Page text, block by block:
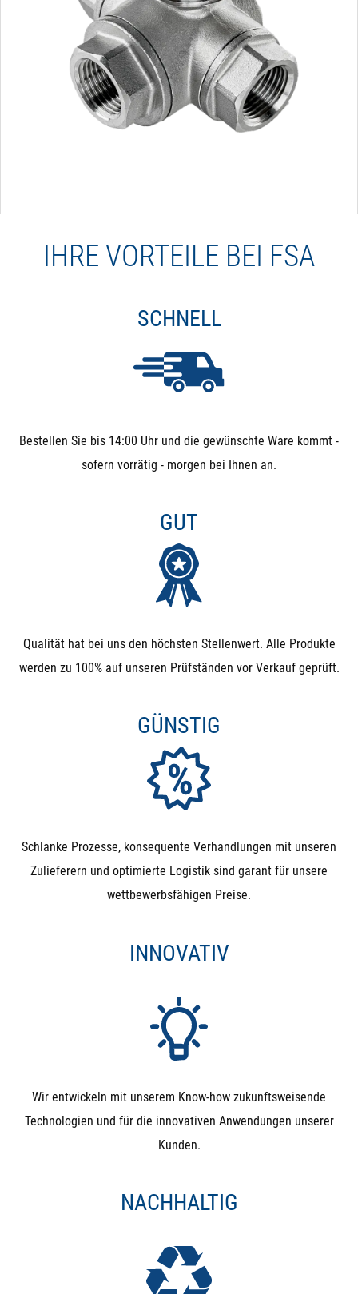
IHRE VORTEILE BEI FSA
SCHNELL
Bestellen Sie bis 14:00 Uhr und die gewünschte Ware kommt -
sofern vorrätig - morgen bei Ihnen an.
GUT
Qualität hat bei uns den höchsten Stellenwert. Alle Produkte
werden zu 100% auf unseren Prüfständen vor Verkauf geprüft.
GÜNSTIG
Schlanke Prozesse, konsequente Verhandlungen mit unseren
Zulieferern und optimierte Logistik sind garant für unsere
wettbewerbsfähigen Preise.
INNOVATIV
Wir entwickeln mit unserem Know-how zukunftsweisende
Technologien und für die innovativen Anwendungen unserer
Kunden.
NACHHALTIG